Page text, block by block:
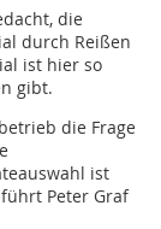
die
durch Reißen
ist hier so
gibt.
die Frage
ist
Peter Graf